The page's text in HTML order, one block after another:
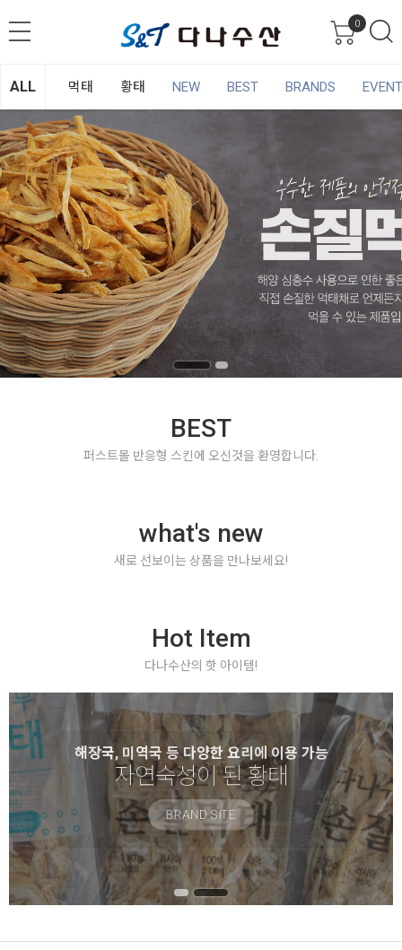
0
ALL 먹태 황태 NEW BEST BRANDS EVENT
BEST
퍼스트몰 반응형 스킨에 오신것을 환영합니다.
what's new
새로 선보이는 상품을 만나보세요!
Hot Item
다나수산의 핫 아이템!
해장국, 미역국 등 다양한 요리에 이용 가능
자연숙성이 된 황태
BRAND SITE